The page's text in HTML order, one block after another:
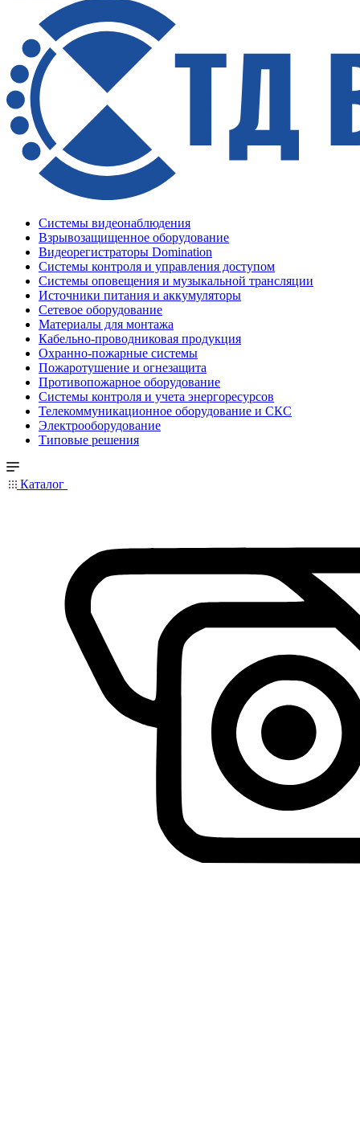
Системы видеонаблюдения
Взрывозащищенное оборудование
Видеорегистраторы Domination
Системы контроля и управления доступом
Системы оповещения и музыкальной трансляции
Источники питания и аккумуляторы
Сетевое оборудование
Материалы для монтажа
Кабельно-проводниковая продукция
Охранно-пожарные системы
Пожаротушение и огнезащита
Противопожарное оборудование
Системы контроля и учета энергоресурсов
Телекоммуникационное оборудование и СКС
Электрооборудование
Типовые решения
Каталог